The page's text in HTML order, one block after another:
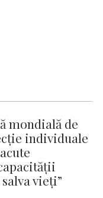
mondială de
individuale
vieţi”